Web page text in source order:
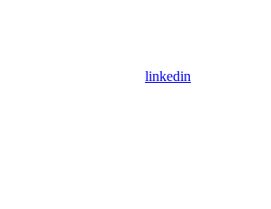
linkedin